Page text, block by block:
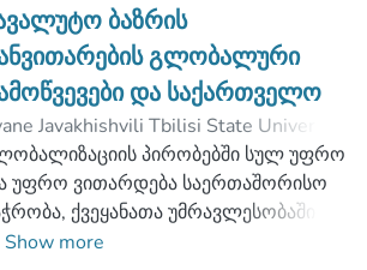
ბაზრის
გლობალური
და საქართველო
Javakhishvili Tbilisi State University
)ზურაბიანი, ნია
;
შოთა
;
of Economics and Business
Javakhishvili Tbilisi State University
პირობებში სულ უფრო
უფრო ვითარდება საერთაშორისო
ქვეყანათა უმრავლესობაში
საკუთარი ეროვნული
Show more